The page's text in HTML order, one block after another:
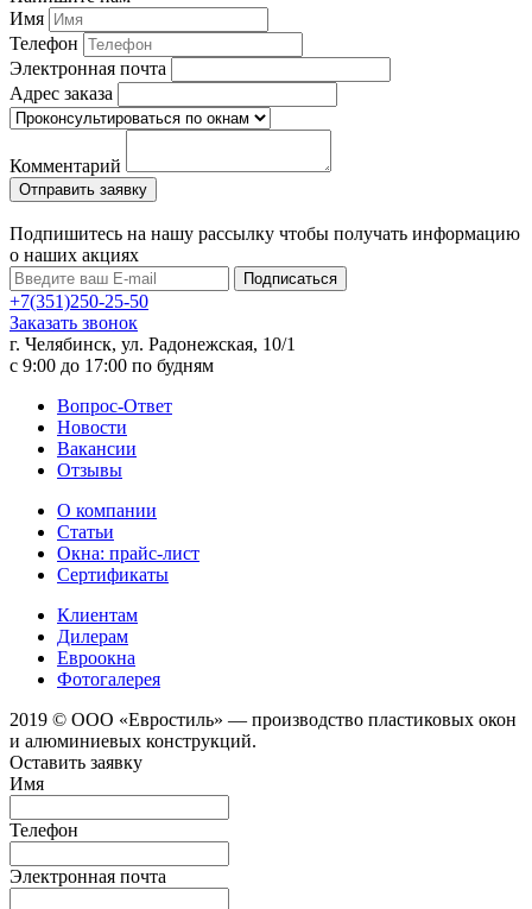
Имя
Телефон
Электронная почта
Адрес заказа
Комментарий
Подпишитесь на нашу рассылку чтобы получать информацию
о наших акциях
Подписаться
+7(351)250-25-50
Заказать звонок
г. Челябинск, ул. Радонежская, 10/1
c 9:00 до 17:00 по будням
Вопрос-Ответ
Новости
Вакансии
Отзывы
О компании
Статьи
Окна: прайс-лист
Сертификаты
Клиентам
Дилерам
Евроокна
Фотогалерея
2019 © ООО «Евростиль» — производство пластиковых окон
и алюминиевых конструкций.
Оставить заявку
Имя
Телефон
Электронная почта